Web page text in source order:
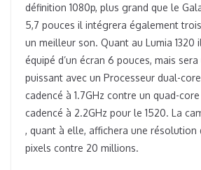
définition 1080p, plus grand que le
5,7 pouces il intégrera également
un meilleur son. Quant au Lumia 1320
équipé d’un écran 6 pouces, mais
puissant avec un Processeur dual-
cadencé à 1.7GHz contre un quad-
cadencé à 2.2GHz pour le 1520. La
, quant à elle, affichera une résolution
pixels contre 20 millions.